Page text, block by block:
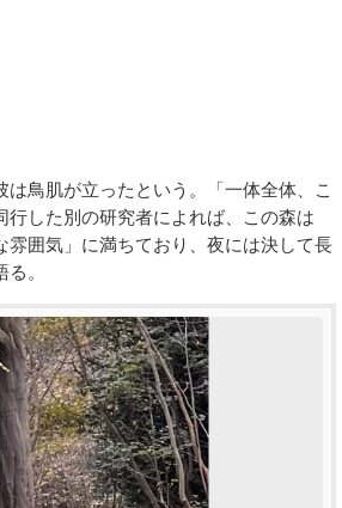
鳥肌が立ったという。「一体全体、こ
行した別の研究者によれば、この森は
雰囲気」に満ちており、夜には決して長
。